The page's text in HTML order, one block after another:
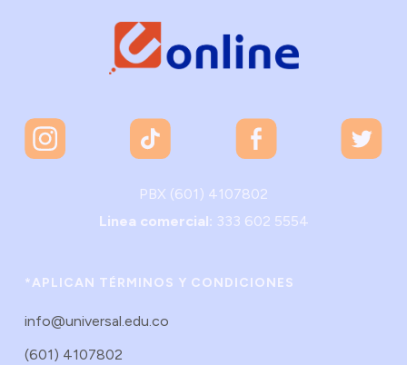
PBX (601) 4107802
Linea comercial: 333 602 5554
*APLICAN TÉRMINOS Y CONDICIONES
info@universal.edu.co
(601) 4107802